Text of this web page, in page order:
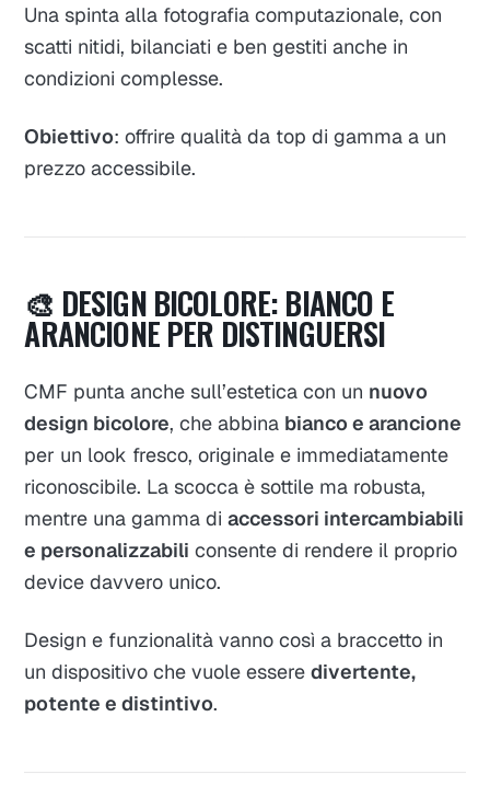
Una spinta alla fotografia computazionale, con
scatti nitidi, bilanciati e ben gestiti anche in
condizioni complesse.
Obiettivo: offrire qualità da top di gamma a un
prezzo accessibile.
🎨 DESIGN BICOLORE: BIANCO E
ARANCIONE PER DISTINGUERSI
CMF punta anche sull’estetica con un nuovo
design bicolore, che abbina bianco e arancione
per un look fresco, originale e immediatamente
riconoscibile. La scocca è sottile ma robusta,
mentre una gamma diaccessori intercambiabili
e personalizzabili consente di rendere il proprio
device davvero unico.
Design e funzionalità vanno così a braccetto in
un dispositivo che vuole esseredivertente,
potente e distintivo.